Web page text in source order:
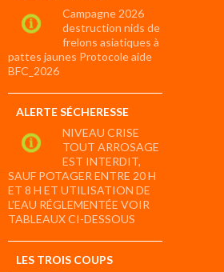
Campagne 2026
destruction nids de
frelons asiatiques à
pattes jaunes Protocole aide
BFC_2026
ALERTE SÉCHERESSE
NIVEAU CRISE
TOUT ARROSAGE
EST INTERDIT,
SAUF POTAGER ENTRE 20 H
ET 8 H ET UTILISATION DE
L’EAU RÉGLEMENTÉE VOIR
TABLEAUX CI-DESSOUS
LES TROIS COUPS